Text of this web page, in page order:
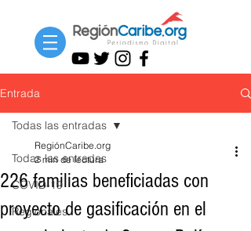
Entrada
Todas las entradas
COVID-19
Regionales
Todas las entradas
226 familias beneficiadas con
proyecto de gasificación en el
RegiónCaribe.org
2 min de lectura